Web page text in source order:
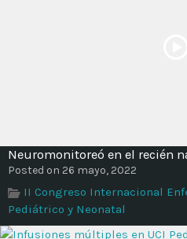
Neuromonitoreó en el recién
Posted on 26 mayo, 2022
II Congreso Internacional
Pediátrico y Neonatal